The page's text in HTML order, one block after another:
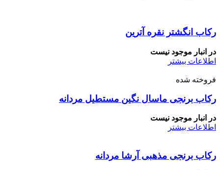
رکاب انگشتر نقره آترین
در انبار موجود نیست
اطلاعات بیشتر
فروخته شده
رکاب برنجی ماسال نگین مستطیل مردانه
در انبار موجود نیست
اطلاعات بیشتر
رکاب برنجی مذهبی آرشا مردانه